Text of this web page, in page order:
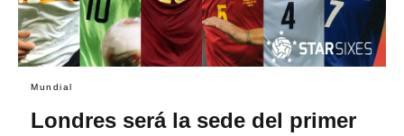
Mundial
Londres será la sede del primer